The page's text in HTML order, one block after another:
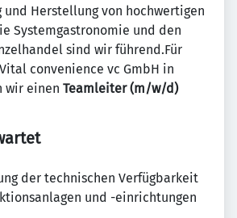
und Herstellung von hochwertigen
System­gastro­nomie und den
sind wir führend.Für
convenience vc GmbH in
wir einen Teamleiter (m/w/d)
der technischen Verfügbarkeit
und -einrichtungen